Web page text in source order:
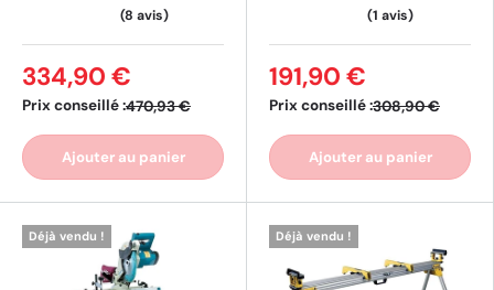
Prix conseillé :470,93 €
334,90 €
Ajouter au panier
Prix conseillé :308,90 €
191,90 €
Ajouter au panier
Déjà vendu ! Déjà vendu !